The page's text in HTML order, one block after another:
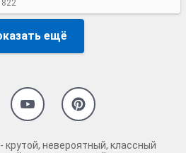
822
ещё
невероятный, классный